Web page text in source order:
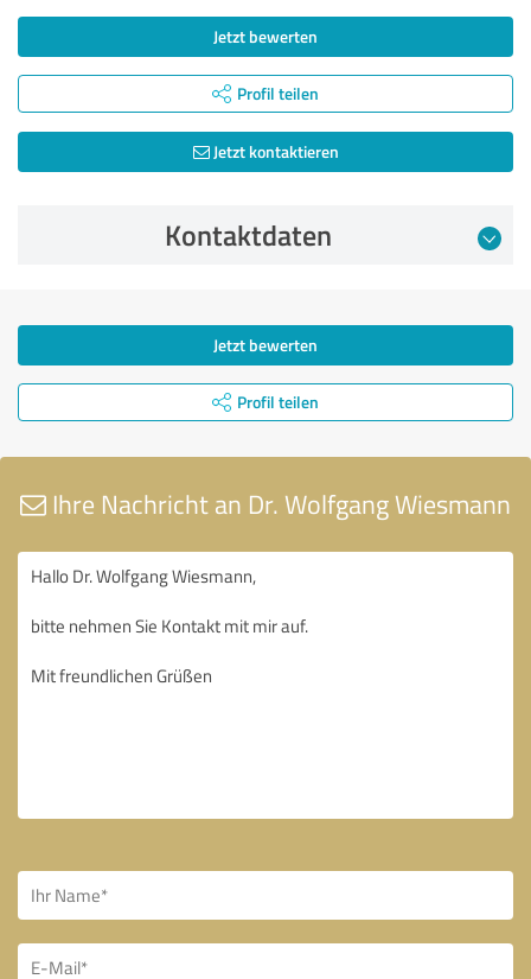
Jetzt bewerten
Profil teilen
Jetzt kontaktieren
Kontaktdaten
Jetzt bewerten
Profil teilen
Ihre Nachricht an Dr. Wolfgang Wiesmann